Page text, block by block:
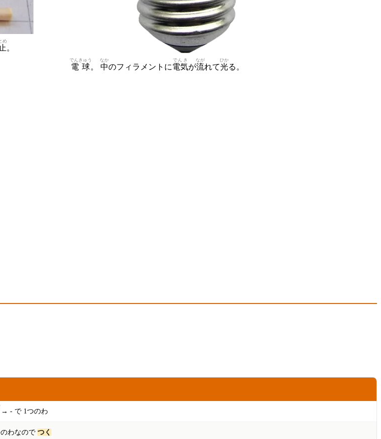
止
め
。
電球
でんきゅう
。 中
なか
のフィラメントに電気
でんき
が流
なが
れて光
ひか
る。
→ - で 1つのわ
わなので つく